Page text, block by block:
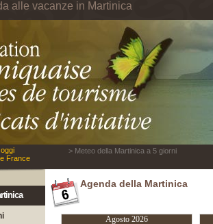
alle vacanze in Martinica
France
> Meteo della Martinica a 5 giorni
Agenda della Martinica
Agosto 2026